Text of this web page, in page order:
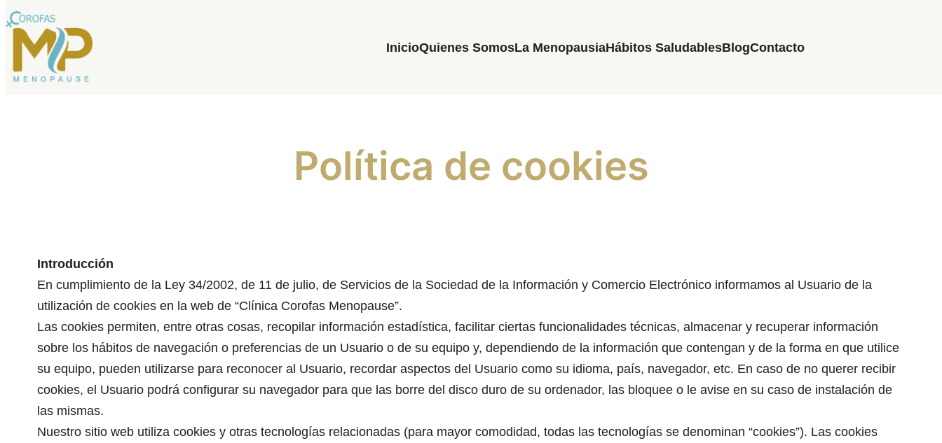
Saltar
contenido
InicioQuienes SomosLa MenopausiaHábitos SaludablesBlogContacto
Política de cookies
Introducción
En cumplimiento de la Ley 34/2002, de 11 de julio, de Servicios de la Sociedad de la Información y Comercio Electrónico informamos al Usuario de la
utilización de cookies en la web de “Clínica Corofas Menopause”.
Las cookies permiten, entre otras cosas, recopilar información estadística, facilitar ciertas funcionalidades técnicas, almacenar y recuperar información
sobre los hábitos de navegación o preferencias de un Usuario o de su equipo y, dependiendo de la información que contengan y de la forma en que utilice
su equipo, pueden utilizarse para reconocer al Usuario, recordar aspectos del Usuario como su idioma, país, navegador, etc. En caso de no querer recibir
cookies, el Usuario podrá configurar su navegador para que las borre del disco duro de su ordenador, las bloquee o le avise en su caso de instalación de
las mismas.
Nuestro sitio web utiliza cookies y otras tecnologías relacionadas (para mayor comodidad, todas las tecnologías se denominan “cookies”). Las cookies